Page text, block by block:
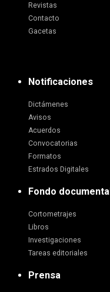
Revistas
Contacto
Gacetas
Notificaciones
Dictámenes
Avisos
Acuerdos
Convocatorias
Formatos
Estrados Digitales
Fondo documental
Cortometrajes
Libros
Investigaciones
Tareas editoriales
Prensa